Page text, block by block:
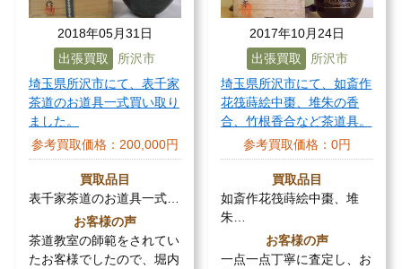
2018年05月31日
出張買取
所沢市
埼玉県所沢市にて、表千家
茶道のお道具一式買い取り
ました。
参考買取価格： 200,000円
買取品目
表千家茶道のお道具一式…
お客様の声
茶道教室の師範をされてい
たお客様でしたので、堀内
2017年10月24日
出張買取
所沢市
埼玉県所沢市にて、如斎作
花筏蒔絵中棗、堆朱の香
合、竹根香合など茶道具。
参考買取価格：0円
買取品目
如斎作花筏蒔絵中棗、堆
朱…
お客様の声
一点一点丁寧に査定し、お